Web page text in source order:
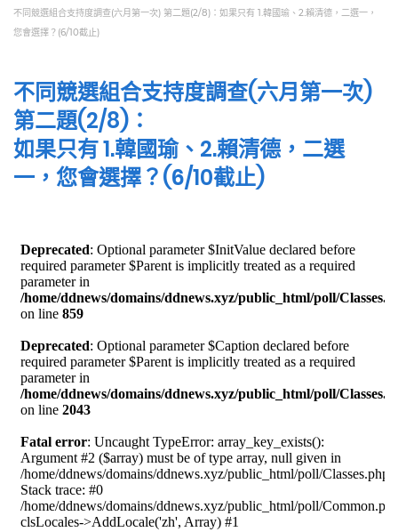
不同競選組合支持度調查(六月第一次) 第二題(2/8)：如果只有 1.韓國瑜、2.賴清德，二選一，
您會選擇？(6/10截止)
不同競選組合支持度調查(六月第一次)
第二題(2/8)：
如果只有 1.韓國瑜、2.賴清德，二選
一，您會選擇？(6/10截止)